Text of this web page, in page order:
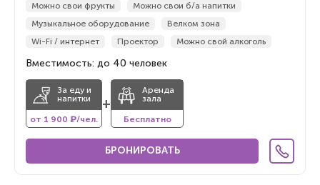
Можно свои фрукты
Можно свои б/а напитки
Музыкальное оборудование
Велком зона
Wi-Fi / интернет
Проектор Можно свой алкоголь
Вместимость: до 40 человек
За еду и
напитки
от 1 900 ₽/чел.
+
Аренда
зала
Бесплатно
БРОНИРОВАТЬ